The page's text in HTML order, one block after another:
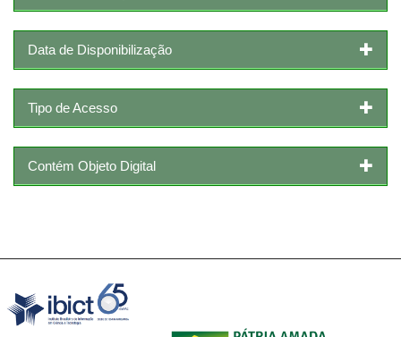
Data de Disponibilização
Tipo de Acesso
Contém Objeto Digital